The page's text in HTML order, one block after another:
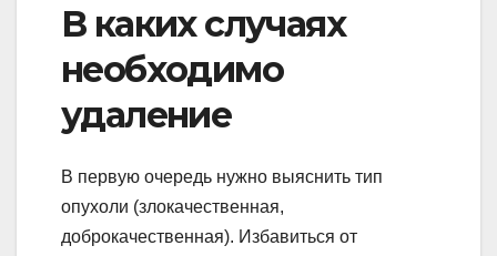
В каких случаях
необходимо
удаление
В первую очередь нужно выяснить тип
опухоли (злокачественная,
доброкачественная). Избавиться от